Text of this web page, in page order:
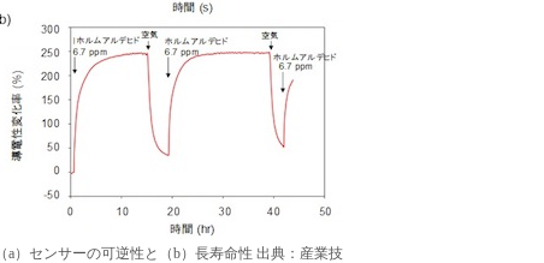
（a）センサーの可逆性と（b）長寿命性 出典：産業技